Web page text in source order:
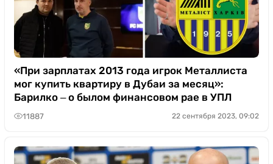
«При зарплатах 2013 года игрок Металлиста
мог купить квартиру в Дубаи за месяц»:
Барилко ‒ о былом финансовом рае в УПЛ
11887 22 сентября 2023, 09:02